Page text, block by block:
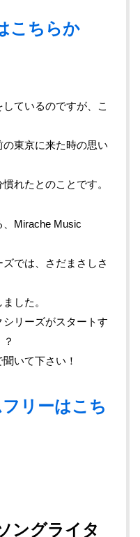
こちらか
ているのですが、こ
東京に来た時の思い
れたとのことです。
Mirache Music
では、さだまさしさ
した。
リーズがスタートす
いて下さい！
リーはこち
ングライタ